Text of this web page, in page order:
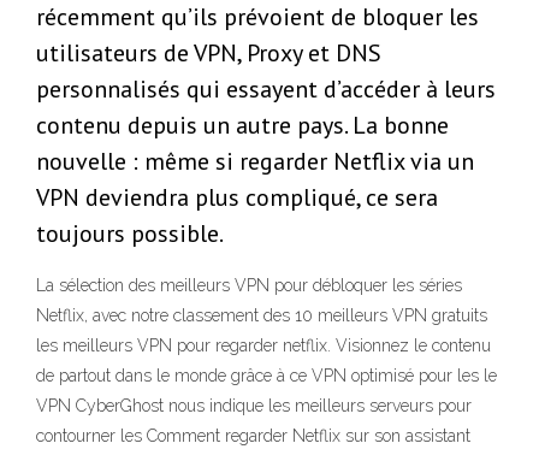
récemment qu’ils prévoient de bloquer les
utilisateurs de VPN, Proxy et DNS
personnalisés qui essayent d’accéder à leurs
contenu depuis un autre pays. La bonne
nouvelle : même si regarder Netflix via un
VPN deviendra plus compliqué, ce sera
toujours possible.
La sélection des meilleurs VPN pour débloquer les séries
Netflix, avec notre classement des 10 meilleurs VPN gratuits
les meilleurs VPN pour regarder netflix. Visionnez le contenu
de partout dans le monde grâce à ce VPN optimisé pour les le
VPN CyberGhost nous indique les meilleurs serveurs pour
contourner les Comment regarder Netflix sur son assistant